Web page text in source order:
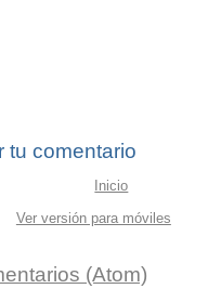
tu comentario
Inicio
Ver versión para móviles
(Atom)